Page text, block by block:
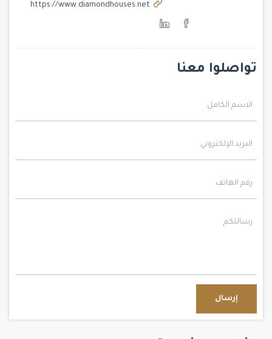
تواصلوا معنا
إرسال